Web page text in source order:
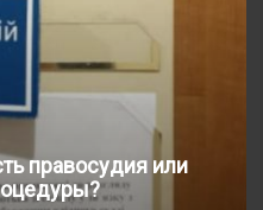
правосудия или